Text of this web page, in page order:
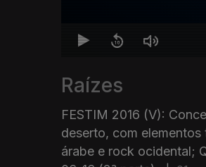
Raízes
FESTIM 2016 (V):
deserto, com
árabe e rock ocidental;